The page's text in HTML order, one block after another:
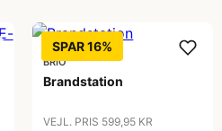
SPAR 16%
BRIO
Brandstation
VEJL. PRIS 599,95 KR